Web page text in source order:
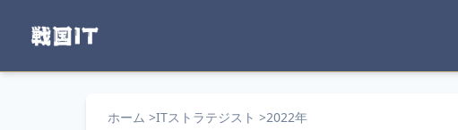
ホーム >ITストラテジスト >2022年